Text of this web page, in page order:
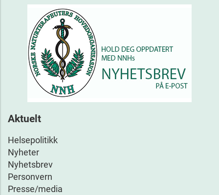
Aktuelt
Helsepolitikk
Nyheter
Nyhetsbrev
Personvern
Presse/media